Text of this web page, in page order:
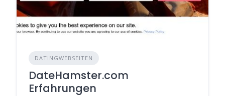
DATINGWEBSEITEN
DateHamster.com
Erfahrungen